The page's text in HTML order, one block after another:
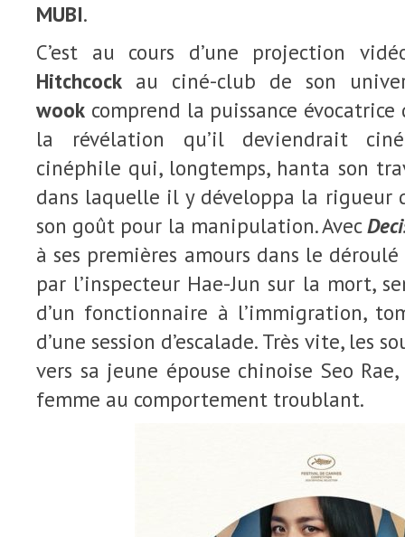
MUBI.
C’est au cours d’une projection
Hitchcock au ciné-club de son
wook comprend la puissance
la révélation qu’il deviendrait
cinéphile qui, longtemps, hanta son
dans laquelle il y développa la rigueur
son goût pour la manipulation. Avec
à ses premières amours dans le
par l’inspecteur Hae-Jun sur la mort,
d’un fonctionnaire à l’immigration,
d’une session d’escalade. Très vite, les
vers sa jeune épouse chinoise Seo
femme au comportement troublant.